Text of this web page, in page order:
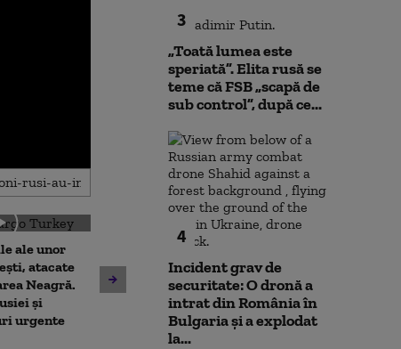
ale unor
atacate
Neagră.
și
urgente
Pistă de avioane pe o
autostradă din România. În
ce situații va putea fi folosită
pentru aterizare
3
„Toată lumea este
speriată”. Elita rusă se
teme că FSB „scapă de
sub control”, după ce...
4
Incident grav de
securitate: O dronă a
intrat din România în
Bulgaria şi a explodat
la...